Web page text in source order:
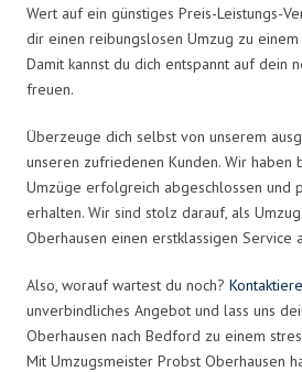
Wert auf ein günstiges Preis-Leistungs-
dir einen reibungslosen Umzug zu
Damit kannst du dich entspannt auf dein
freuen.
Überzeuge dich selbst von unserem
unseren zufriedenen Kunden. Wir haben
Umzüge erfolgreich abgeschlossen und
erhalten. Wir sind stolz darauf, als
Oberhausen einen erstklassigen Service
Also, worauf wartest du noch?
unverbindliches Angebot und lass uns
Oberhausen nach Bedford zu einem
Mit Umzugsmeister Probst Oberhausen